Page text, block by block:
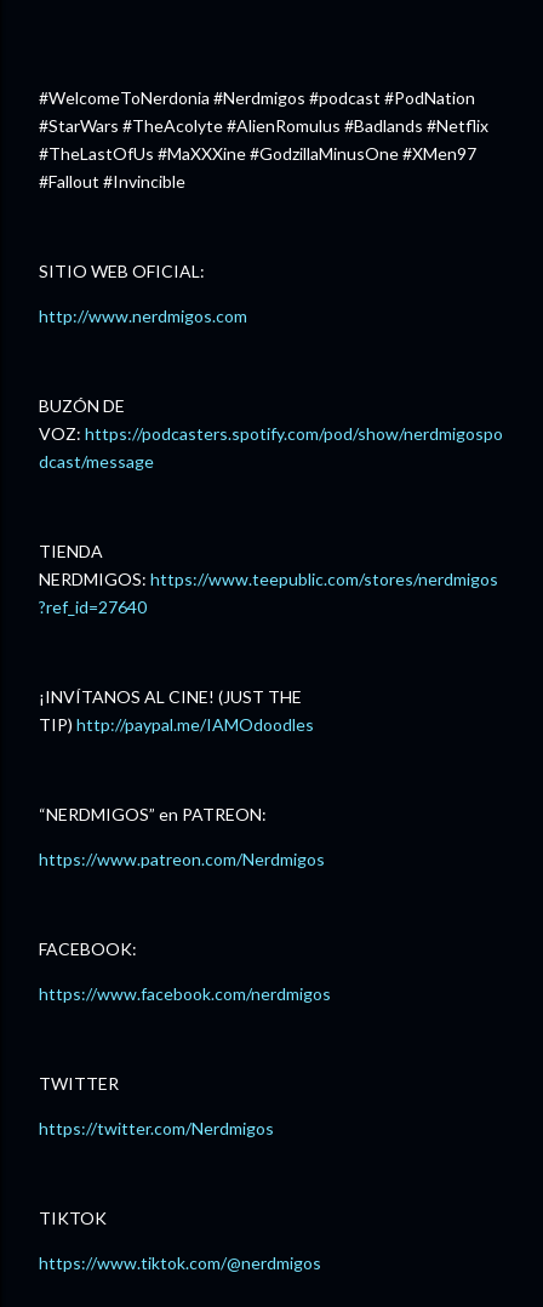
#WelcomeToNerdonia #Nerdmigos #podcast #PodNation
#StarWars #TheAcolyte #AlienRomulus #Badlands #Netflix
#TheLastOfUs #MaXXXine #GodzillaMinusOne #XMen97
#Fallout #Invincible
SITIO WEB OFICIAL:
http://www.nerdmigos.com
BUZÓN DE
VOZ: https://podcasters.spotify.com/pod/show/nerdmigospo
dcast/message
TIENDA
NERDMIGOS: https://www.teepublic.com/stores/nerdmigos
?ref_id=27640
¡INVÍTANOS AL CINE! (JUST THE
TIP) http://paypal.me/IAMOdoodles
“NERDMIGOS” en PATREON:
https://www.patreon.com/Nerdmigos
FACEBOOK:
https://www.facebook.com/nerdmigos
TWITTER
https://twitter.com/Nerdmigos
TIKTOK
https://www.tiktok.com/@nerdmigos